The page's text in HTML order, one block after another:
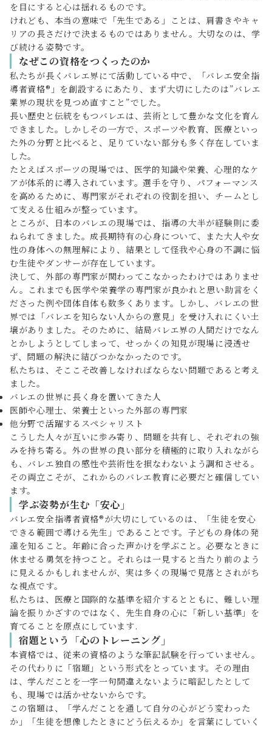
を目にすると心は揺れるものです。
けれども、本当の意味で「先生である」ことは、肩書きやキャ
リアの長さだけで決まるものではありません。大切なのは、学
び続ける姿勢です。
なぜこの資格をつくったのか
私たちが長くバレエ界にて活動している中で、「バレエ安全指
導者資格®」を創設するにあたり、まず大切にしたのは”バレエ
業界の現状を見つめ直すこと”でした。
長い歴史と伝統をもつバレエは、芸術として豊かな文化を育ん
できました。しかしその一方で、スポーツや教育、医療といっ
た外の分野と比べると、足りていない部分も多く存在していま
した。
たとえばスポーツの現場では、医学的知識や栄養、心理的なケ
アが体系的に導入されています。選手を守り、パフォーマンス
を高めるために、専門家がそれぞれの役割を担い、チームとし
て支える仕組みが整っています。
ところが、日本のバレエの現場では、指導の大半が経験則に委
ねられてきました。成長期特有の心身について、また大人や女
性の身体への無理解により、結果として怪我や心身の不調に悩
む生徒やダンサーが存在しています。
決して、外部の専門家が関わってこなかったわけではありませ
ん。これまでも医学や栄養学の専門家が良かれと思い助言をく
ださった例や団体自体も数多くあります。しかし、バレエの世
界では「バレエを知らない人からの意見」を受け入れにくい土
壌がありました。そのために、結局バレエ界の人間だけでなん
とかしようとしてしまって、せっかくの知見が現場に浸透せ
ず、問題の解決に結びつかなかったのです。
私たちは、そここそ改善しなければならない問題であると考え
ました。
バレエの世界に長く身を置いてきた人
医師や心理士、栄養士といった外部の専門家
他分野で活躍するスペシャリスト
こうした人々が互いに歩み寄り、問題を共有し、それぞれの強
みを持ち寄る。外の世界の良い部分を積極的に取り入れながら
も、バレエ独自の感性や芸術性を損なわないよう調和させる。
その両立こそが、これからのバレエ教育に必要だと確信してい
ます。
学ぶ姿勢が生む「安心」
バレエ安全指導者資格®が大切にしているのは、「生徒を安心
できる範囲で導ける先生」であることです。子どもの身体の発
達を知ること。年齢に合った声かけを学ぶこと。必要なときに
休ませる勇気を持つこと。それらは一見すると当たり前のよう
に見えるかもしれませんが、実は多くの現場で見落とされがち
な視点です。
私たちは、医療と国際的な基準を紹介するとともに、難しい理
論を振りかざすのではなく、先生自身の心に「新しい基準」を
育てることを原点にしています.
宿題という「心のトレーニング」
本資格では、従来の資格のような筆記試験を行っていません。
その代わりに「宿題」という形式をとっています。その理由
は、学んだことを一字一句間違えないように暗記したとして
も、現場では活かせないからです。
この宿題は、「学んだことを通して自分の心がどう変わった
か」「生徒を想像したときにどう伝えるか」を言葉にしていく